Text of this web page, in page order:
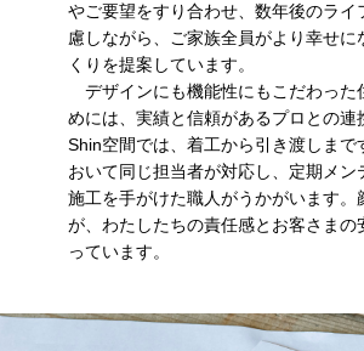
やご要望をすり合わせ、数年後のライ
慮しながら、ご家族全員がより幸せに
くりを提案しています。
デザインにも機能性にもこだわった
めには、実績と信頼があるプロとの連
Shin空間では、着工から引き渡しまで
おいて同じ担当者が対応し、定期メン
施工を手がけた職人がうかがいます。
が、わたしたちの責任感とお客さまの
っています。